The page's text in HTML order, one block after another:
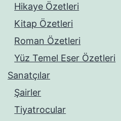
Hikaye Özetleri
Kitap Özetleri
Roman Özetleri
Yüz Temel Eser Özetleri
Sanatçılar
Şairler
Tiyatrocular